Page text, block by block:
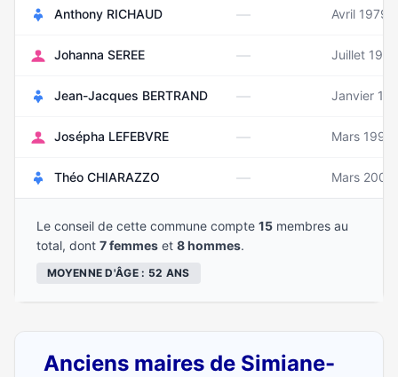
Anthony RICHAUD — Avril 1979
Johanna SEREE — Juillet 1988
Jean-Jacques BERTRAND — Janvier
Josépha LEFEBVRE — Mars 1990
Théo CHIARAZZO — Mars 2004
Le conseil de cette commune compte 15 membres au
total, dont 7 femmes et 8 hommes.
MOYENNE D'ÂGE : 52 ANS
Anciens maires de Simiane-